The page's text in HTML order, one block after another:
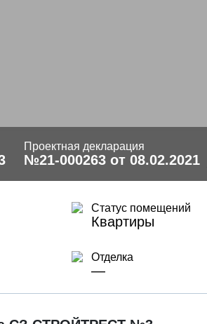
Проектная декларация
№21-000263 от 08.02.2021
Статус помещений
Квартиры
Отделка
—